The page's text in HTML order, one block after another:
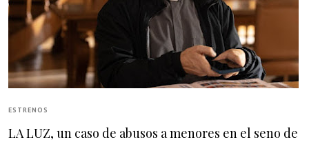
ESTRENOS
LA LUZ, un caso de abusos a menores en el seno de